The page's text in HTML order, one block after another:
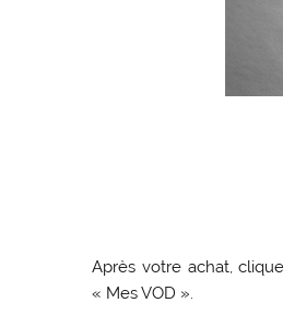
Après votre achat,
« Mes VOD ».